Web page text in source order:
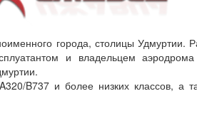
города, столицы Удмуртии.
и владельцем
B737 и более низких классов, а